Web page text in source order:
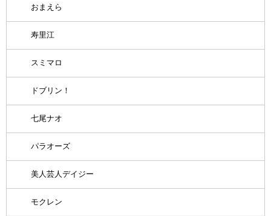
おまえら
寿里江
スミマロ
ドブリン！
七尾ナオ
パラオーズ
美人芸人デイジー
モクレン